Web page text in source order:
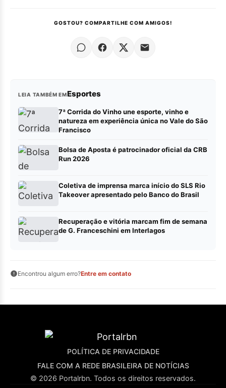
GOSTOU? COMPARTILHE COM AMIGOS!
LEIA TAMBÉM EMEsportes
7ª Corrida do Vinho une esporte, vinho e
natureza em experiência única no Vale do São
Francisco
Bolsa de Aposta é patrocinador oficial da CRB
Run 2026
Coletiva de imprensa marca início do SLS Rio
Takeover apresentado pelo Banco do Brasil
Recuperação e vitória marcam fim de semana
de G. Franceschini em Interlagos
Encontrou algum erro?Entre em contato
POLÍTICA DE PRIVACIDADE
FALE COM A REDE BRASILEIRA DE NOTÍCIAS
© 2026 Portalrbn. Todos os direitos reservados.